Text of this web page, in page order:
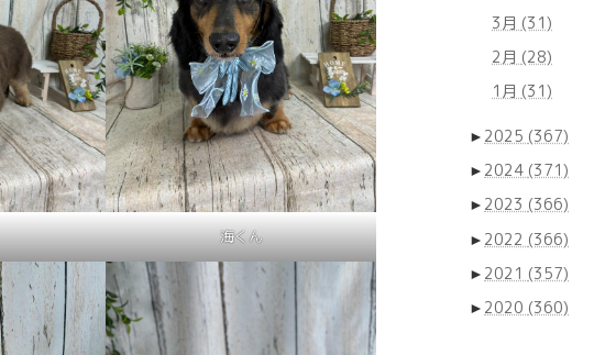
海くん
3月 (31)
2月 (28)
1月 (31)
► 2025 (367)
► 2024 (371)
► 2023 (366)
► 2022 (366)
► 2021 (357)
► 2020 (360)